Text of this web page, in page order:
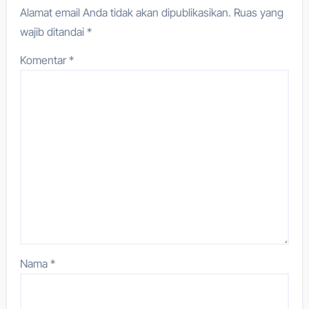
Alamat email Anda tidak akan dipublikasikan. Ruas yang
wajib ditandai*
Komentar*
Nama*